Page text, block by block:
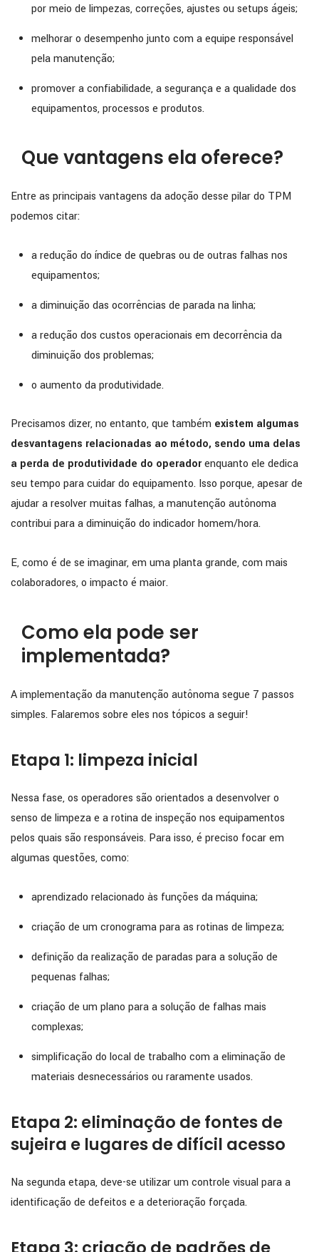
por meio de limpezas, correções, ajustes ou setups ágeis;
melhorar o desempenho junto com a equipe responsável
pela manutenção;
promover a confiabilidade, a segurança e a qualidade dos
equipamentos, processos e produtos.
Que vantagens ela oferece?
Entre as principais vantagens da adoção desse pilar do TPM
podemos citar:
a redução do índice de quebras ou de outras falhas nos
equipamentos;
a diminuição das ocorrências de parada na linha;
a redução dos custos operacionais em decorrência da
diminuição dos problemas;
o aumento da produtividade.
Precisamos dizer, no entanto, que também existem algumas
desvantagens relacionadas ao método, sendo uma delas
a perda de produtividade do operadorenquanto ele dedica
seu tempo para cuidar do equipamento. Isso porque, apesar de
ajudar a resolver muitas falhas, a manutenção autônoma
contribui para a diminuição do indicador homem/hora.
E, como é de se imaginar, em uma planta grande, com mais
colaboradores, o impacto é maior.
Como ela pode ser
implementada?
A implementação da manutenção autônoma segue 7 passos
simples. Falaremos sobre eles nos tópicos a seguir!
Etapa 1: limpeza inicial
Nessa fase, os operadores são orientados a desenvolver o
senso de limpeza e a rotina de inspeção nos equipamentos
pelos quais são responsáveis. Para isso, é preciso focar em
algumas questões, como:
aprendizado relacionado às funções da máquina;
criação de um cronograma para as rotinas de limpeza;
definição da realização de paradas para a solução de
pequenas falhas;
criação de um plano para a solução de falhas mais
complexas;
simplificação do local de trabalho com a eliminação de
materiais desnecessários ou raramente usados.
Etapa 2: eliminação de fontes de
sujeira e lugares de difícil acesso
Na segunda etapa, deve-se utilizar um controle visual para a
identificação de defeitos e a deterioração forçada.